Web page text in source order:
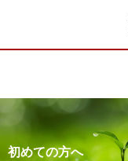
初めての方へ